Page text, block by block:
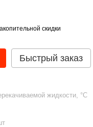
скидки
Быстрый заказ
жидкости, °C